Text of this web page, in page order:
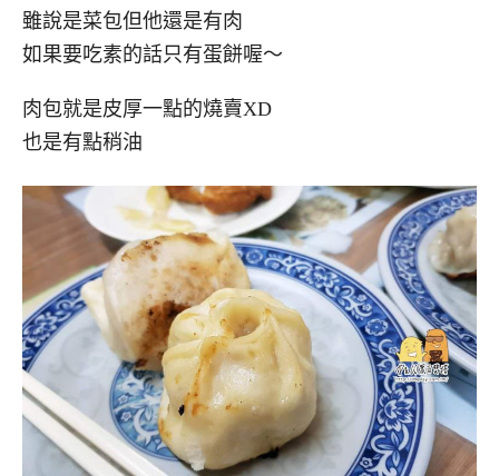
雖說是菜包但他還是有肉
如果要吃素的話只有蛋餅喔～
肉包就是皮厚一點的燒賣XD
也是有點稍油